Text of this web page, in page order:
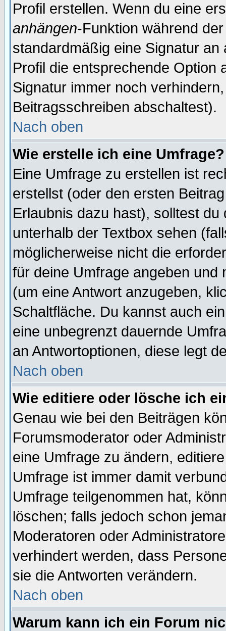
Profil erstellen. Wenn du eine
anhängen-Funktion während
standardmäßig eine Signatur
Profil die entsprechende Option
Signatur immer noch
Beitragsschreiben abschaltest).
Nach oben
Wie erstelle ich eine Umfrage?
Eine Umfrage zu erstellen ist
erstellst (oder den ersten
Erlaubnis dazu hast), solltest
unterhalb der Textbox sehen
möglicherweise nicht die
für deine Umfrage angeben und
(um eine Antwort anzugeben,
Schaltfläche. Du kannst auch
eine unbegrenzt dauernde
an Antwortoptionen, diese legt
Nach oben
Wie editiere oder lösche ich
Genau wie bei den Beiträgen
Forumsmoderator oder
eine Umfrage zu ändern,
Umfrage ist immer damit
Umfrage teilgenommen hat,
löschen; falls jedoch schon
Moderatoren oder
verhindert werden, dass
sie die Antworten verändern.
Nach oben
Warum kann ich ein Forum